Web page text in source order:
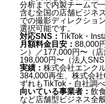
分析まで内製チームで
含む全国の店舗ビジネ
での撮影ディレクショ
選択可能です。
対応SNS： TikTok・
月額料金目安： 88,000
ン）／177,000円〜（
198,000円〜（法人SNS
実績： 株式会社エンク
384,000再生、株式会
ずれもTikTok・自社調べ
向いている事業者： 飲
など店舗型ビジネス全